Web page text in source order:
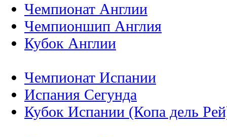
Чемпионат Англии
Чемпионшип Англия
Кубок Англии
Чемпионат Испании
Испания Сегунда
Кубок Испании (Копа дель